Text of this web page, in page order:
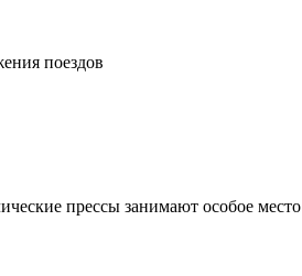
поездов
прессы занимают особое место